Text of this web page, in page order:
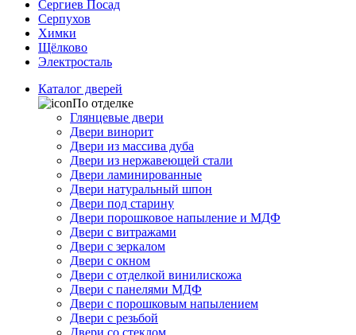
Сергиев Посад
Серпухов
Химки
Щёлково
Электросталь
Каталог дверей
По отделке
Глянцевые двери
Двери винорит
Двери из массива дуба
Двери из нержавеющей стали
Двери ламинированные
Двери натуральный шпон
Двери под старину
Двери порошковое напыление и МДФ
Двери с витражами
Двери с зеркалом
Двери с окном
Двери с отделкой винилискожа
Двери с панелями МДФ
Двери с порошковым напылением
Двери с резьбой
Двери со стеклом